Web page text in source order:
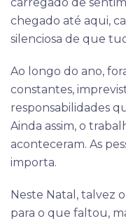
chegado até aqui,
silenciosa de que
Ao longo do ano,
constantes,
responsabilidades
Ainda assim, o
aconteceram. As
importa.
Neste Natal, talvez
para o que faltou,